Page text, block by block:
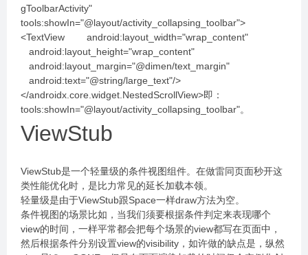
gToolbarActivity"
tools:showIn="@layout/activity_collapsing_toolbar">
<TextView android:layout_width="wrap_content"
android:layout_height="wrap_content"
android:layout_margin="@dimen/text_margin"
android:text="@string/large_text"/>
</androidx.core.widget.NestedScrollView>即：
tools:showIn="@layout/activity_collapsing_toolbar"。
ViewStub
ViewStub是一个轻量级的条件视图组件。在做雷同页面秒开这
类性能优化时，是比力常见的延长加载本领。
轻量级是由于ViewStub跟Space一样draw方法为空。
条件视图的场景比如，当我们须要根据条件判定来表现哪个
view的时间，一样平常都会把每个场景的view都写在页面中，
然后根据条件分别设置view的visibility，如许做的缺点是，纵然